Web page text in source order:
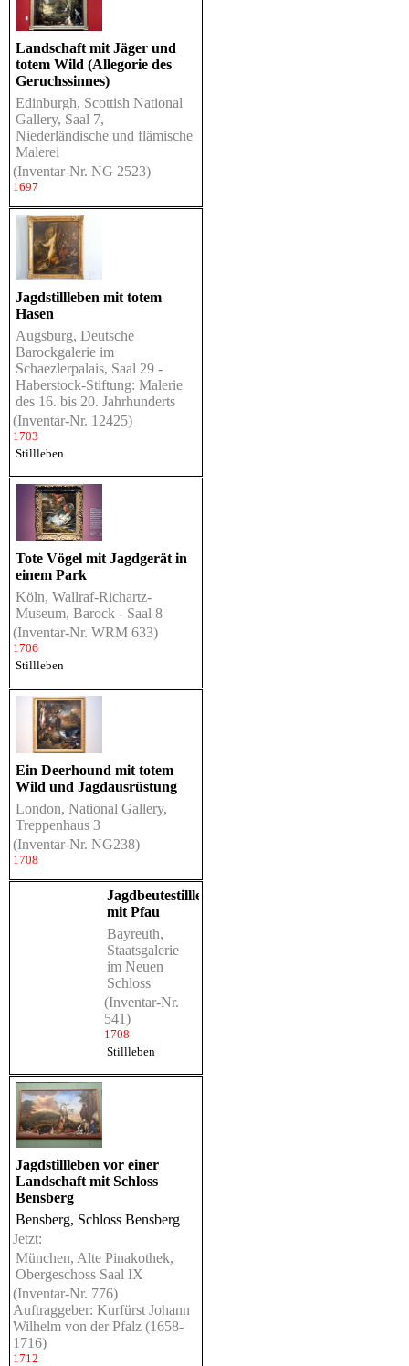
Landschaft mit Jäger und
totem Wild (Allegorie des
Geruchssinnes)
Edinburgh, Scottish National
Gallery, Saal 7,
Niederländische und flämische
Malerei
(Inventar-Nr. NG 2523)
1697
Jagdstillleben mit totem
Hasen
Augsburg, Deutsche
Barockgalerie im
Schaezlerpalais, Saal 29 -
Haberstock-Stiftung: Malerie
des 16. bis 20. Jahrhunderts
(Inventar-Nr. 12425)
1703
Stillleben
Tote Vögel mit Jagdgerät in
einem Park
Köln, Wallraf-Richartz-
Museum, Barock - Saal 8
(Inventar-Nr. WRM 633)
1706
Stillleben
Ein Deerhound mit totem
Wild und Jagdausrüstung
London, National Gallery,
Treppenhaus 3
(Inventar-Nr. NG238)
1708
Jagdbeutestillleben
mit Pfau
Bayreuth,
Staatsgalerie
im Neuen
Schloss
(Inventar-Nr.
541)
1708
Stillleben
Jagdstillleben vor einer
Landschaft mit Schloss
Bensberg
Bensberg, Schloss Bensberg
Jetzt:
München, Alte Pinakothek,
Obergeschoss Saal IX
(Inventar-Nr. 776)
Auftraggeber: Kurfürst Johann
Wilhelm von der Pfalz (1658-
1716)
1712